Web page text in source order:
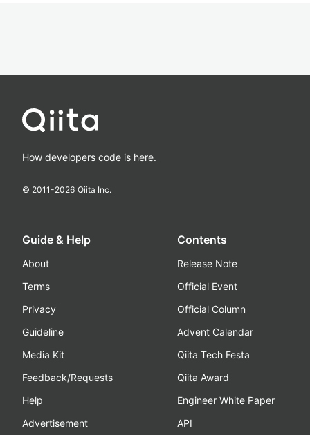
How developers code is here.
© 2011-2026 Qiita Inc.
Guide & Help
About
Terms
Privacy
Guideline
Media Kit
Feedback/Requests
Help
Advertisement
Contents
Release Note
Official Event
Official Column
Advent Calendar
Qiita Tech Festa
Qiita Award
Engineer White Paper
API